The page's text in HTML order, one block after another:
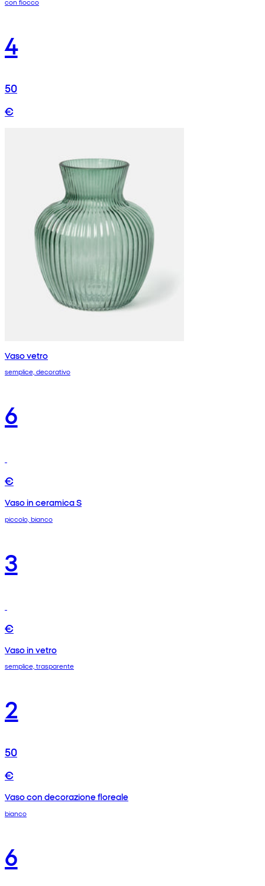
4
50
€
Vaso vetro
semplice, decorativo
6
€
Vaso in ceramica S
piccolo, bianco
3
€
Vaso in vetro
semplice, trasparente
2
50
€
Vaso con decorazione floreale
bianco
6